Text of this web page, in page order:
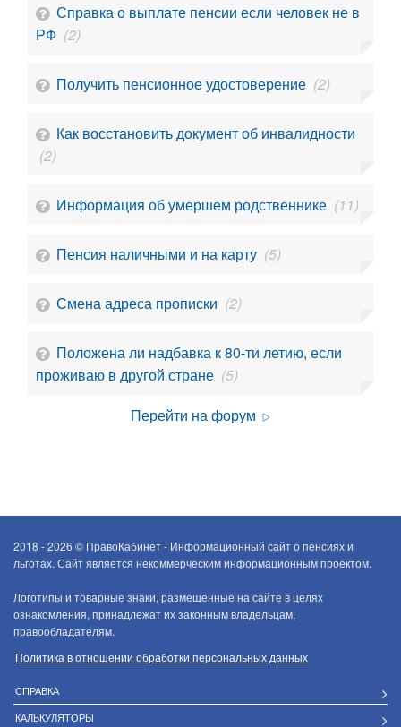
Справка о выплате пенсии если человек не в
РФ (2)
Получить пенсионное удостоверение (2)
Как восстановить документ об инвалидности
(2)
Информация об умершем родственнике (11)
Пенсия наличными и на карту (5)
Смена адреса прописки (2)
Положена ли надбавка к 80-ти летию, если
проживаю в другой стране (5)
Перейти на форум
2018 - 2026 © ПравоКабинет - Информационный сайт о пенсиях и
льготах. Сайт является некоммерческим информационным проектом.
Логотипы и товарные знаки, размещённые на сайте в целях
ознакомления, принадлежат их законным владельцам,
правообладателям.
Политика в отношении обработки персональных данных
СПРАВКА
КАЛЬКУЛЯТОРЫ